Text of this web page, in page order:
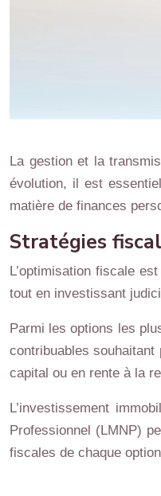
La gestion et la
évolution, il est
matière de finances
Stratégies
L’optimisation fiscale
tout en investissant
Parmi les options les
contribuables souhaitant
capital ou en rente à la
L’investissement
Professionnel (LMNP)
fiscales de chaque